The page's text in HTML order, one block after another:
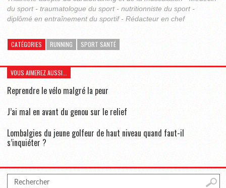
du sport - traumatologue du sport - nutritionniste du sport -
diplômé en entraînement du sportif - Rédacteur en chef
CATÉGORIES RUNNING SPORT SANTÉ
VOUS AIMEREZ AUSSI...
Reprendre le vélo malgré la peur
J’ai mal en avant du genou sur le relief
Lombalgies du jeune golfeur de haut niveau quand faut-il
s’inquiéter ?